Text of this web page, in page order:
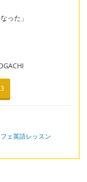
った」
3
ェ英語レッスン